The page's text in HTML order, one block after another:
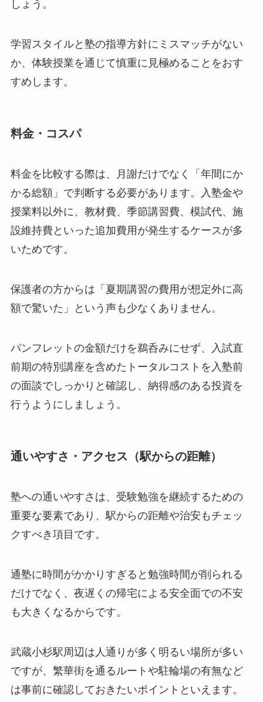
しょう。
学習スタイルと塾の指導方針にミスマッチがない
か、体験授業を通じて慎重に見極めることをおす
すめします。
料金・コスパ
料金を比較する際は、月謝だけでなく「年間にか
かる総額」で判断する必要があります。入塾金や
授業料以外に、教材費、季節講習費、模試代、施
設維持費といった追加費用が発生するケースが多
いためです。
保護者の方からは「夏期講習の費用が想定外に高
額で驚いた」という声も少なくありません。
パンフレットの金額だけを鵜呑みにせず、入試直
前期の特別講座を含めたトータルコストを入塾前
の面談でしっかりと確認し、納得感のある投資を
行うようにしましょう。
通いやすさ・アクセス（駅からの距離）
塾への通いやすさは、受験勉強を継続するための
重要な要素であり、駅からの距離や治安もチェッ
クすべき項目です。
通塾に時間がかかりすぎると勉強時間が削られる
だけでなく、夜遅くの帰宅による安全面での不安
も大きくなるからです。
武蔵小杉駅周辺は人通りが多く明るい場所が多い
ですが、繁華街を通るルートや駐輪場の有無など
は事前に確認しておきたいポイントといえます。